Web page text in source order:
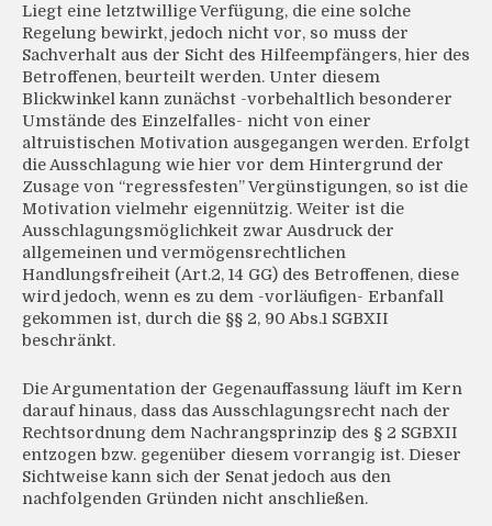
Liegt eine letztwillige Verfügung, die eine solche
Regelung bewirkt, jedoch nicht vor, so muss der
Sachverhalt aus der Sicht des Hilfeempfängers, hier des
Betroffenen, beurteilt werden. Unter diesem
Blickwinkel kann zunächst -vorbehaltlich besonderer
Umstände des Einzelfalles- nicht von einer
altruistischen Motivation ausgegangen werden. Erfolgt
die Ausschlagung wie hier vor dem Hintergrund der
Zusage von “regressfesten” Vergünstigungen, so ist die
Motivation vielmehr eigennützig. Weiter ist die
Ausschlagungsmöglichkeit zwar Ausdruck der
allgemeinen und vermögensrechtlichen
Handlungsfreiheit (Art.2, 14 GG) des Betroffenen, diese
wird jedoch, wenn es zu dem -vorläufigen- Erbanfall
gekommen ist, durch die §§ 2, 90 Abs.1 SGBXII
beschränkt.
Die Argumentation der Gegenauffassung läuft im Kern
darauf hinaus, dass das Ausschlagungsrecht nach der
Rechtsordnung dem Nachrangsprinzip des § 2 SGBXII
entzogen bzw. gegenüber diesem vorrangig ist. Dieser
Sichtweise kann sich der Senat jedoch aus den
nachfolgenden Gründen nicht anschließen.